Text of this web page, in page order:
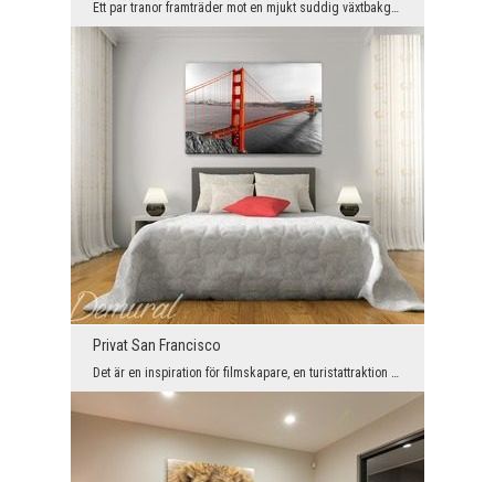
Ett par tranor framträder mot en mjukt suddig växtbakgrund där varma nyanser av brunt och beige b...
Privat San Francisco
Det är en inspiration för filmskapare, en turistattraktion och en symbol för San Francisco. Och d...